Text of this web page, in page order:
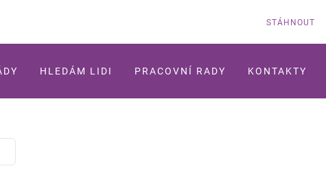
STÁHNOUT
HLEDÁM LIDI PRACOVNÍ RADY KONTAKTY